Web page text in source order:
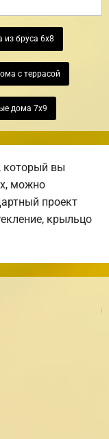
из бруса 6х8
с террасой
дома 7х9
который вы
можно
проект
крыльцо